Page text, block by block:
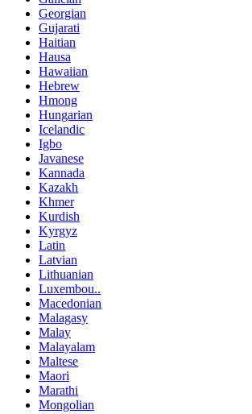
Georgian
Gujarati
Haitian
Hausa
Hawaiian
Hebrew
Hmong
Hungarian
Icelandic
Igbo
Javanese
Kannada
Kazakh
Khmer
Kurdish
Kyrgyz
Latin
Latvian
Lithuanian
Luxembou..
Macedonian
Malagasy
Malay
Malayalam
Maltese
Maori
Marathi
Mongolian